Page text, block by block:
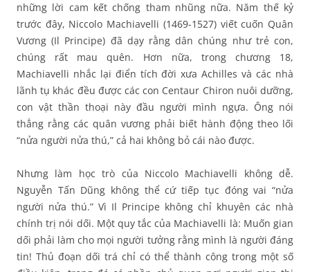
những lời cam kết chống tham nhũng nữa. Năm thế kỷ
trước đây, Niccolo Machiavelli (1469-1527) viết cuốn Quân
Vương (Il Principe) đã dạy rằng dân chúng như trẻ con,
chúng rất mau quên. Hơn nữa, trong chương 18,
Machiavelli nhắc lại điển tích đời xưa Achilles và các nhà
lãnh tụ khác đều được các con Centaur Chiron nuôi dưỡng,
con vật thần thoại này đầu người mình ngựa. Ông nói
thẳng rằng các quân vương phải biết hành động theo lối
“nửa người nửa thú,” cả hai không bỏ cái nào được.
Nhưng làm học trò của Niccolo Machiavelli không dễ.
Nguyễn Tấn Dũng không thể cứ tiếp tục đóng vai “nửa
người nửa thú.” Vì Il Principe không chỉ khuyên các nhà
chính trị nói dối. Một quy tắc của Machiavelli là: Muốn gian
dối phải làm cho mọi người tưởng rằng mình là người đáng
tin! Thủ đoạn dối trá chỉ có thể thành công trong một số